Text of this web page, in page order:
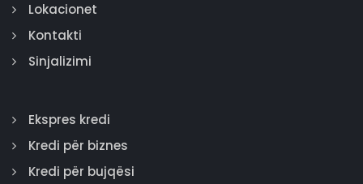
Lokacionet
Kontakti
Sinjalizimi
Ekspres kredi
Kredi për biznes
Kredi për bujqësi